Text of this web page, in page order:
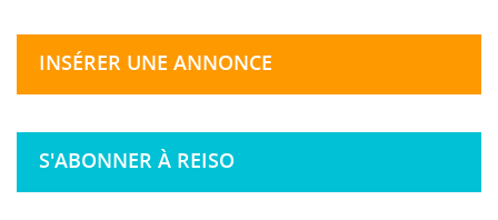
INSÉRER UNE ANNONCE
S'ABONNER À REISO